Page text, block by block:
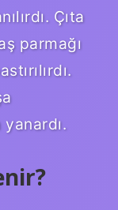
Çıta
parmağı
yanardı.